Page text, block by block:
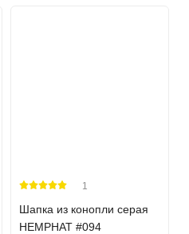
1
Шапка из конопли серая
HEMPHAT #094